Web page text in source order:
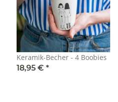
Keramik-Becher - 4 Boobies
18,95 € *